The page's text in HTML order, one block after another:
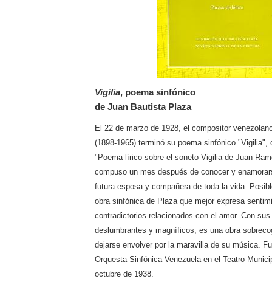
Vigilia, poema sinfónico
de Juan Bautista Plaza
El 22 de marzo de 1928, el compositor
(1898-1965) terminó su poema sinfónico
"Poema lírico sobre el soneto Vigilia de Juan
compuso un mes después de conocer y
futura esposa y compañera de toda la vida.
obra sinfónica de Plaza que mejor expresa
contradictorios relacionados con el amor. Con
deslumbrantes y magníficos, es una obra
dejarse envolver por la maravilla de su música.
Orquesta Sinfónica Venezuela en el Teatro
octubre de 1938.